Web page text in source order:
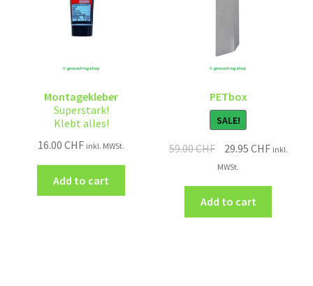
Montagekleber
Superstark!
Klebt alles!
16.00CHF inkl. MWSt.
Add to cart
PETbox
SALE!
59.00CHF 29.95 CHF inkl.
MWSt.
Add to cart